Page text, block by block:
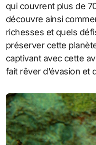
qui couvrent plus de
découvre ainsi
richesses et quels
préserver cette
captivant avec cette
fait rêver d’évasion et